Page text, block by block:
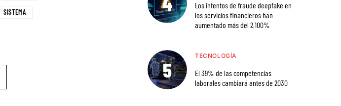
SISTEMA
Los intentos de fraude deepfake en
los servicios financieros han
aumentado más del 2,100%
TECNOLOGÍA
El 39% de las competencias
laborales cambiará antes de 2030